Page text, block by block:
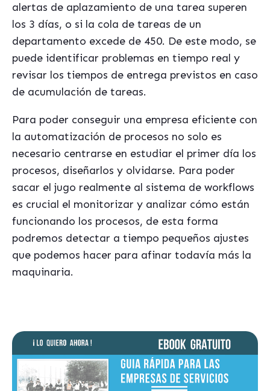
alertas de aplazamiento de una tarea superen
los 3 días, o si la cola de tareas de un
departamento excede de 450. De este modo, se
puede identificar problemas en tiempo real y
revisar los tiempos de entrega previstos en caso
de acumulación de tareas.
Para poder conseguir una empresa eficiente con
la automatización de procesos no solo es
necesario centrarse en estudiar el primer día los
procesos, diseñarlos y olvidarse. Para poder
sacar el jugo realmente al sistema de workflows
es crucial el monitorizar y analizar cómo están
funcionando los procesos, de esta forma
podremos detectar a tiempo pequeños ajustes
que podemos hacer para afinar todavía más la
maquinaria.